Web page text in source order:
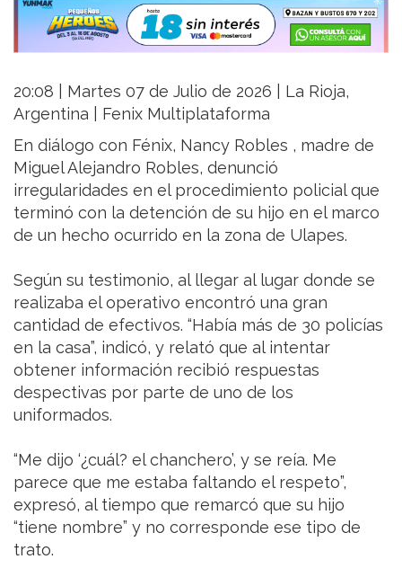
20:08 | Martes 07 de Julio de 2026 | La Rioja,
Argentina | Fenix Multiplataforma
En diálogo con Fénix, Nancy Robles , madre de
Miguel Alejandro Robles, denunció
irregularidades en el procedimiento policial que
terminó con la detención de su hijo en el marco
de un hecho ocurrido en la zona de Ulapes.
Según su testimonio, al llegar al lugar donde se
realizaba el operativo encontró una gran
cantidad de efectivos. “Había más de 30 policías
en la casa”, indicó, y relató que al intentar
obtener información recibió respuestas
despectivas por parte de uno de los
uniformados.
“Me dijo ‘¿cuál? el chanchero’, y se reía. Me
parece que me estaba faltando el respeto”,
expresó, al tiempo que remarcó que su hijo
“tiene nombre” y no corresponde ese tipo de
trato.